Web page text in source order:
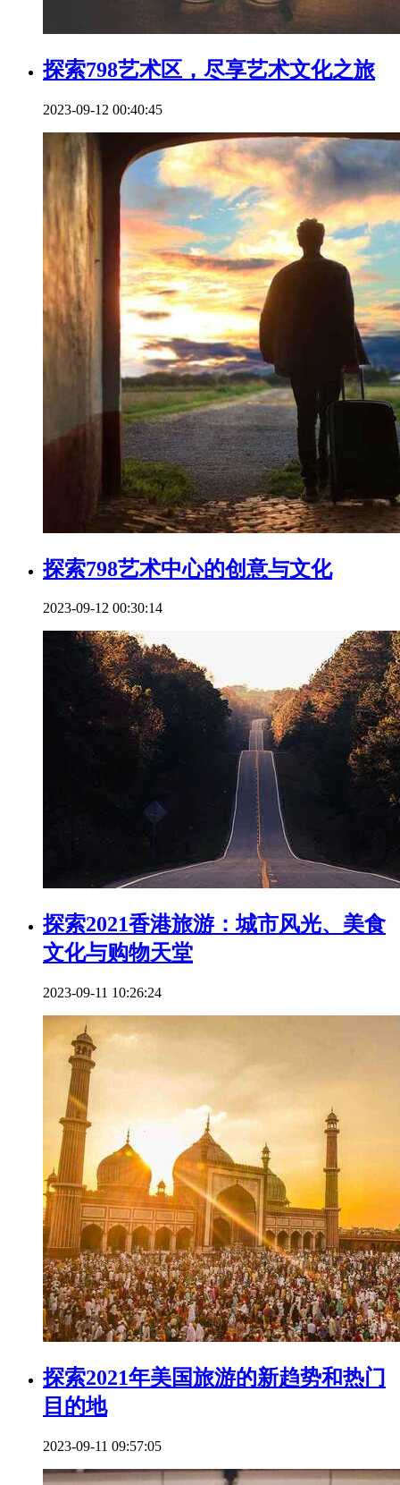
探索798艺术区，尽享艺术文化之旅
2023-09-12 00:40:45
探索798艺术中心的创意与文化
2023-09-12 00:30:14
探索2021香港旅游：城市风光、美食
文化与购物天堂
2023-09-11 10:26:24
探索2021年美国旅游的新趋势和热门
目的地
2023-09-11 09:57:05